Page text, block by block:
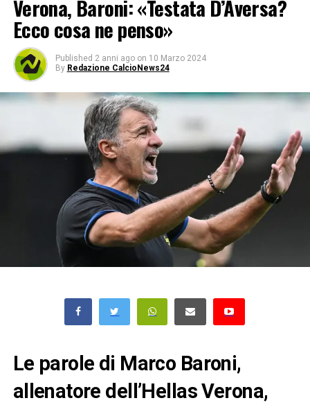
Verona, Baroni: «Testata D’Aversa?
Ecco cosa ne penso»
Published 2 anni ago on 10 Marzo 2024
By Redazione CalcioNews24
Le parole di Marco Baroni,
allenatore dell’Hellas Verona,